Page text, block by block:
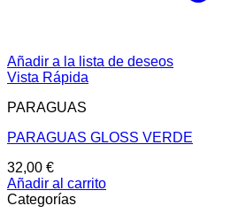
Añadir a la lista de deseos
Vista Rápida
PARAGUAS
PARAGUAS GLOSS VERDE
32,00 €
Añadir al carrito
Categorías